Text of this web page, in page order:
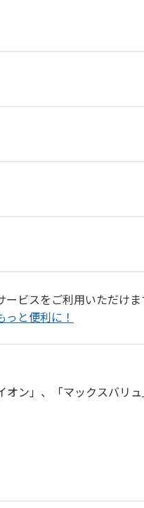
ビスをご利用いただけま
と便利に！
ン」、「マックスバリ